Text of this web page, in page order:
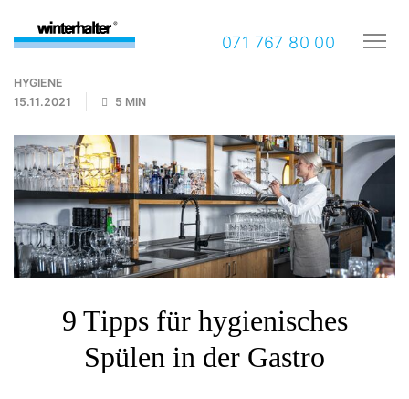
071 767 80 00
HYGIENE
15.11.2021
5 MIN
9 Tipps für hygienisches
Spülen in der Gastro